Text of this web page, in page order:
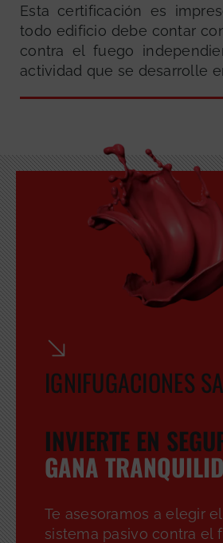
Esta certificación es
todo edificio debe contar
contra el fuego
actividad que se desarrolle
IGNIFUGACIONES
INVIERTE EN
GANA
Te asesoramos a elegir
sistema pasivo contra el
GRATUITA